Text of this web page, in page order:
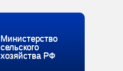
Министерство
сельского
хозяйства РФ